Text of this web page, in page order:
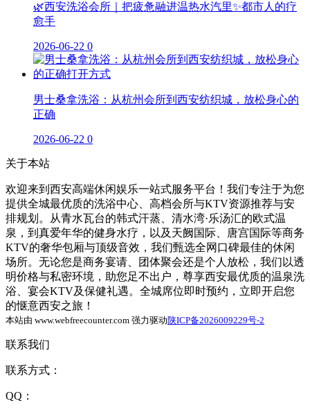
🌿西安洗浴会所｜把疲惫融进温热水汽里✨都市人的疗
愈手
2026-06-22 0
男士桑拿洗浴：从杭州会所到西安纺织城，放松身心的
正确
2026-06-22 0
关于本站
欢迎来到西安高端休闲娱乐一站式服务平台！我们专注于为您
提供全城最优质的洗浴中心、高档会所与KTV资源推荐与安
排规划。从青水瓦台的韩式汗蒸、清水湾·乐汤汇的欧式温
泉，到真爱年华的健身水疗，以及天阙国际、唐宫国际等商务
KTV的奢华包厢与顶级音效，我们甄选全网口碑最佳的休闲
场所。无论您是商务宴请、团体聚会还是个人放松，我们以透
明价格与私密环境，助您足不出户，尊享西安最优质的温泉洗
浴、宴会KTV及保健礼遇。全城席位即时预约，立即开启您
的惬意西安之旅！
本站由 www.webfreecounter.com 强力驱动陕ICP备2026009229号-2
联系我们
联系方式：
QQ：